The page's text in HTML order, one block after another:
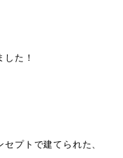
した！
プトで建てられた、